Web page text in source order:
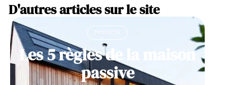
D'autres articles sur le site
MAISON
Les 5 règles de la maison
passive